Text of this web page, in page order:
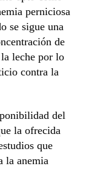
perniciosa
se sigue una
de
leche por lo
contra la
del
la ofrecida
que
la anemia